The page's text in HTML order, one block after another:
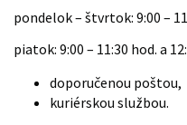
pondelok – štvrtok: 9:00 –
piatok: 9:00 – 11:30 hod. a
doporučenou poštou,
kuriérskou službou.